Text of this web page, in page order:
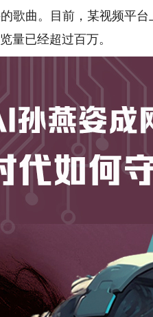
歌曲。目前，某视频平
量已经超过百万。